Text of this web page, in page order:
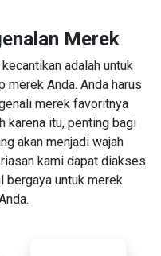
Merek
adalah untuk
merek Anda. Anda harus
merek favoritnya
karena itu, penting bagi
akan menjadi wajah
kami dapat diakses
bergaya untuk merek